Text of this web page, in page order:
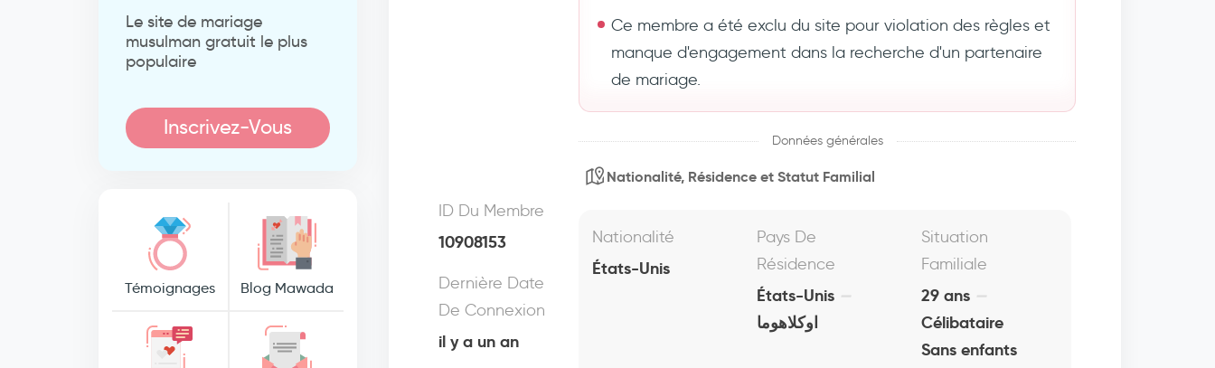
Le site de mariage
musulman gratuit le plus
populaire
Inscrivez-Vous
Témoignages Blog Mawada
Ce membre a été exclu du site pour violation des règles et
manque d'engagement dans la recherche d'un partenaire
de mariage.
Données générales
ID Du Membre
10908153
Dernière Date
De Connexion
il y a un an
Nationalité, Résidence et Statut Familial
Nationalité
États-Unis
Pays De
Résidence
États-Unis
اوكلاهوما
Situation
Familiale
29 ans
Célibataire
Sans enfants